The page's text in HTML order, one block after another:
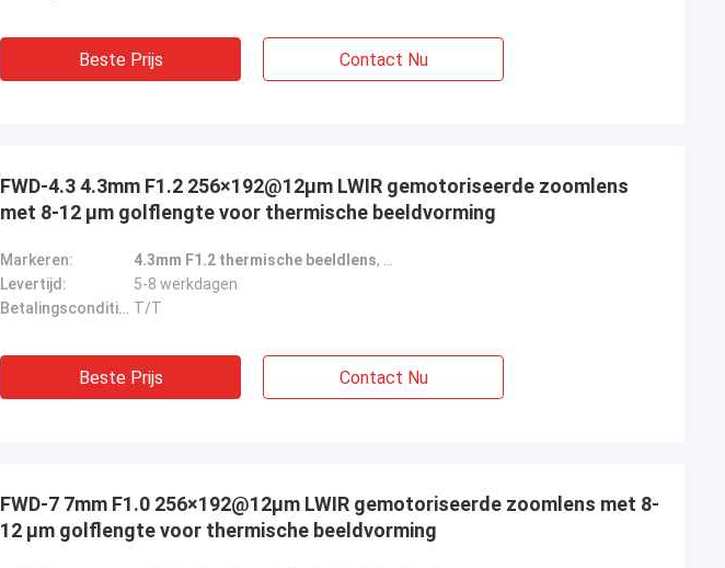
Beste Prijs Contact Nu
FWD-4.3 4.3mm F1.2 256×192@12μm LWIR gemotoriseerde zoomlens
met 8-12 μm golflengte voor thermische beeldvorming
Markeren: 4.3mm F1.2 thermische beeldlens,
Levertijd:
5-8 werkdagen
Betalingscondities: T/T
Beste Prijs Contact Nu
FWD-7 7mm F1.0 256×192@12μm LWIR gemotoriseerde zoomlens met 8-
12 μm golflengte voor thermische beeldvorming